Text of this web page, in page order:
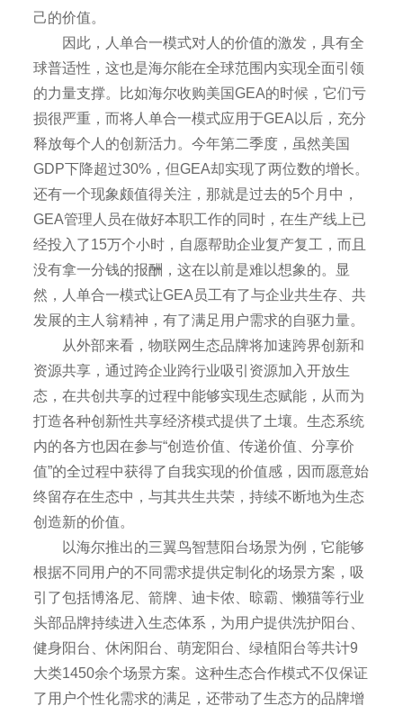
己的价值。
因此，人单合一模式对人的价值的激发，具有全
球普适性，这也是海尔能在全球范围内实现全面引领
的力量支撑。比如海尔收购美国GEA的时候，它们亏
损很严重，而将人单合一模式应用于GEA以后，充分
释放每个人的创新活力。今年第二季度，虽然美国
GDP下降超过30%，但GEA却实现了两位数的增长。
还有一个现象颇值得关注，那就是过去的5个月中，
GEA管理人员在做好本职工作的同时，在生产线上已
经投入了15万个小时，自愿帮助企业复产复工，而且
没有拿一分钱的报酬，这在以前是难以想象的。显
然，人单合一模式让GEA员工有了与企业共生存、共
发展的主人翁精神，有了满足用户需求的自驱力量。
从外部来看，物联网生态品牌将加速跨界创新和
资源共享，通过跨企业跨行业吸引资源加入开放生
态，在共创共享的过程中能够实现生态赋能，从而为
打造各种创新性共享经济模式提供了土壤。生态系统
内的各方也因在参与“创造价值、传递价值、分享价
值”的全过程中获得了自我实现的价值感，因而愿意始
终留存在生态中，与其共生共荣，持续不断地为生态
创造新的价值。
以海尔推出的三翼鸟智慧阳台场景为例，它能够
根据不同用户的不同需求提供定制化的场景方案，吸
引了包括博洛尼、箭牌、迪卡侬、晾霸、懒猫等行业
头部品牌持续进入生态体系，为用户提供洗护阳台、
健身阳台、休闲阳台、萌宠阳台、绿植阳台等共计9
大类1450余个场景方案。这种生态合作模式不仅保证
了用户个性化需求的满足，还带动了生态方的品牌增